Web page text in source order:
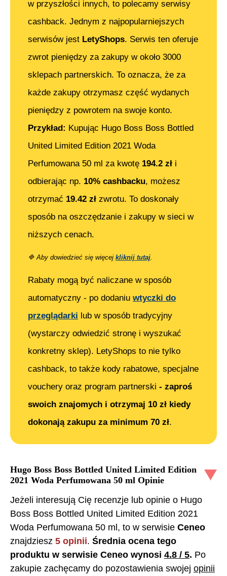
w przyszłości innych, to polecamy serwisy
cashback. Jednym z najpopularniejszych
serwisów jest LetyShops. Serwis ten oferuje
zwrot pieniędzy za zakupy w około 3000
sklepach partnerskich. To oznacza, że za
każde zakupy otrzymasz część wydanych
pieniędzy z powrotem na swoje konto.
Przykład: Kupując Hugo Boss Boss Bottled
United Limited Edition 2021 Woda
Perfumowana 50 ml za kwotę 194.2 zł i
odbierając np. 10% cashbacku, możesz
otrzymać 19.42 zł zwrotu. To doskonały
sposób na oszczędzanie i zakupy w sieci w
niższych cenach.
🔷 Aby dowiedzieć się więcej kliknij tutaj
Rabaty mogą być naliczane w sposób
automatyczny - po dodaniu wtyczki do
przeglądarki lub w sposób tradycyjny
(wystarczy odwiedzić stronę i wyszukać
konkretny sklep). LetyShops to nie tylko
cashback, to także kody rabatowe, specjalne
vouchery oraz program partnerski - zaproś
swoich znajomych i otrzymaj 10 zł kiedy
dokonają zakupu za minimum 70 zł.
Hugo Boss Boss Bottled United Limited Edition
2021 Woda Perfumowana 50 ml Opinie
Jeżeli interesują Cię recenzje lub opinie o Hugo
Boss Boss Bottled United Limited Edition 2021
Woda Perfumowana 50 ml, to w serwisie Ceneo
znajdziesz 5 opinii. Średnia ocena tego
produktu w serwisie Ceneo wynosi 4.8 / 5. Po
zakupie zachęcamy do pozostawienia swojej opinii